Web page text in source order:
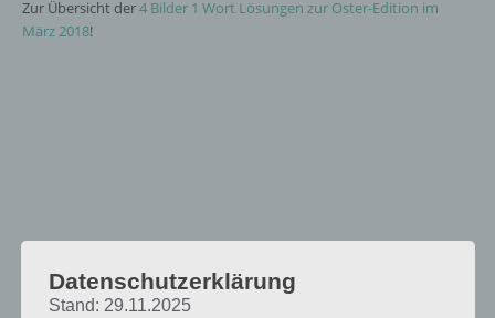
Zur Übersicht der4 Bilder 1 Wort Lösungen zur Oster-Edition im
März 2018!
Datenschutzerklärung
Stand: 29.11.2025